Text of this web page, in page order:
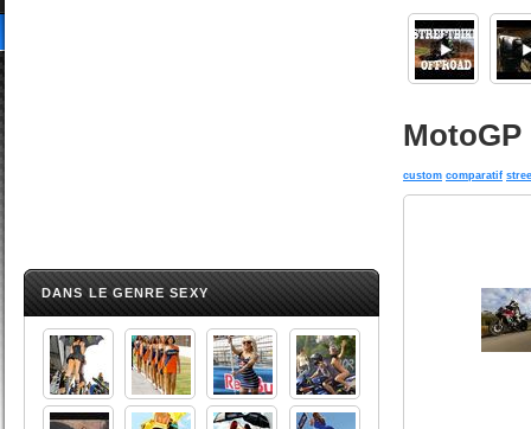
DANS LE GENRE SEXY
custom comparatif